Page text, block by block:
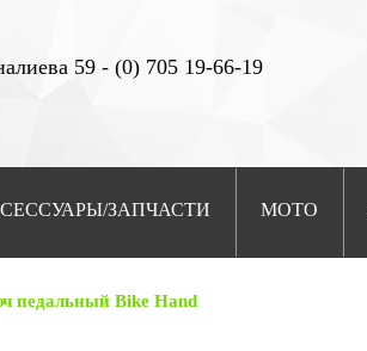
59 - (0) 705 19-66-19
ЗАПЧАСТИ МОТО
педальный Bike Hand